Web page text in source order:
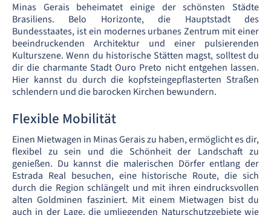
Minas Gerais beheimatet einige der schönsten Städte
Brasiliens. Belo Horizonte, die Hauptstadt des
Bundesstaates, ist ein modernes urbanes Zentrum mit einer
beeindruckenden Architektur und einer pulsierenden
Kulturszene. Wenn du historische Stätten magst, solltest du
dir die charmante Stadt Ouro Preto nicht entgehen lassen.
Hier kannst du durch die kopfsteingepflasterten Straßen
schlendern und die barocken Kirchen bewundern.
Flexible Mobilität
Einen Mietwagen in Minas Gerais zu haben, ermöglicht es dir,
flexibel zu sein und die Schönheit der Landschaft zu
genießen. Du kannst die malerischen Dörfer entlang der
Estrada Real besuchen, eine historische Route, die sich
durch die Region schlängelt und mit ihren eindrucksvollen
alten Goldminen fasziniert. Mit einem Mietwagen bist du
auch in der Lage, die umliegenden Naturschutzgebiete wie